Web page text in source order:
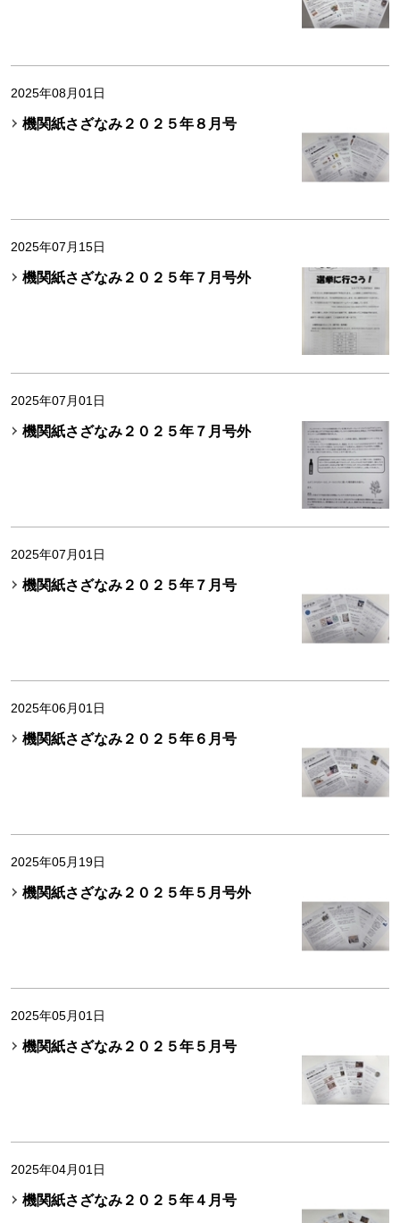
2025年08月01日
機関紙さざなみ２０２５年８月号
2025年07月15日
機関紙さざなみ２０２５年７月号外
2025年07月01日
機関紙さざなみ２０２５年７月号外
2025年07月01日
機関紙さざなみ２０２５年７月号
2025年06月01日
機関紙さざなみ２０２５年６月号
2025年05月19日
機関紙さざなみ２０２５年５月号外
2025年05月01日
機関紙さざなみ２０２５年５月号
2025年04月01日
機関紙さざなみ２０２５年４月号